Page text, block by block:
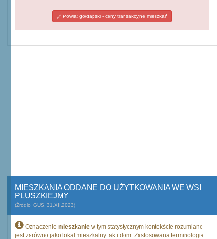
Powiat gołdapski - ceny transakcyjne mieszkań
MIESZKANIA ODDANE DO UŻYTKOWANIA WE WSI
PLUSZKIEJMY
(Źródło: GUS, 31.XII.2023)
Oznaczenie mieszkanie w tym statystycznym kontekście rozumiane
jest zarówno jako lokal mieszkalny jak i dom. Zastosowana terminologia